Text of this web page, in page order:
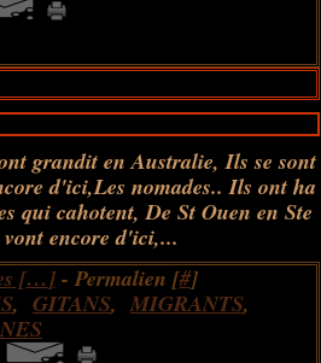
grandit en Australie, Ils se sont
d'ici,Les nomades.. Ils ont ha
qui cahotent, De St Ouen en Ste
encore d'ici,...
[…]- Permalien [#]
, GITANS, MIGRANTS,